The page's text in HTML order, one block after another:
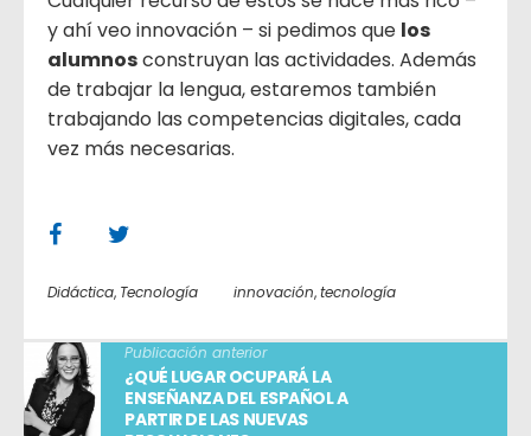
y ahí veo innovación – si pedimos que los
alumnosconstruyan las actividades. Además
de trabajar la lengua, estaremos también
trabajando las competencias digitales, cada
vez más necesarias.
Didáctica, Tecnología innovación,tecnología
Publicación anterior
¿QUÉ LUGAR OCUPARÁ LA
ENSEÑANZA DEL ESPAÑOL A
PARTIR DE LAS NUEVAS